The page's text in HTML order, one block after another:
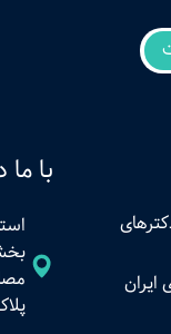
ایران
با
پلاک: 0.0،